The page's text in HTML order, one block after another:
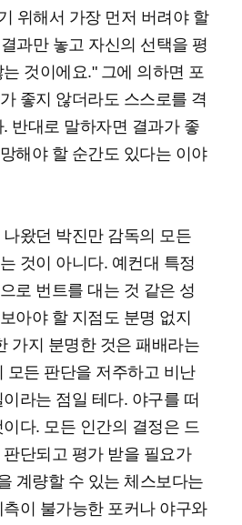
위해서 가장 먼저 버려야 할
과만 놓고 자신의 선택을 평
것이에요." 그에 의하면 포
좋지 않더라도 스스로를 격
반대로 말하자면 결과가 좋
해야 할 순간도 있다는 이야
왔던 박진만 감독의 모든
것이 아니다. 예컨대 특정
로 번트를 대는 것 같은 성
아야 할 지점도 분명 없지
가지 분명한 것은 패배라는
모든 판단을 저주하고 비난
라는 점일 테다. 야구를 떠
다. 모든 인간의 결정은 드
단되고 평가 받을 필요가
계량할 수 있는 체스보다는
이 불가능한 포커나 야구와